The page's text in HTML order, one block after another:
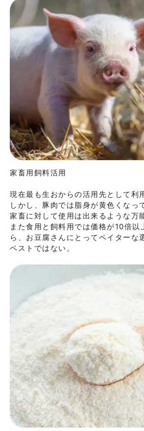
家畜用飼料活用
現在最も生おからの活用先として利
しかし、豚肉では脂身が黄色くなっ
家畜に対して使用は出来るような万
また食用と飼料用では価格が10倍以
ら、お豆腐さんにとってペイターな
ベストではない。